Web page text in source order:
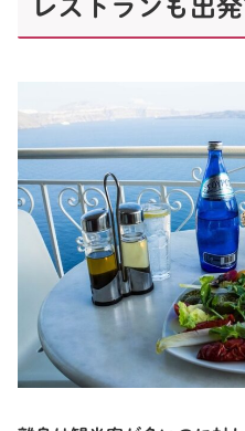
レストランも出